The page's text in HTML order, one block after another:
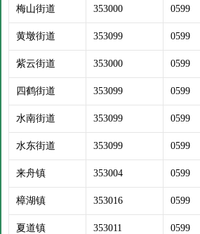
梅山街道 353000 0599
黄墩街道 353099 0599
紫云街道 353000 0599
四鹤街道 353099 0599
水南街道 353099 0599
水东街道 353099 0599
来舟镇 353004 0599
樟湖镇 353016 0599
夏道镇 353011 0599